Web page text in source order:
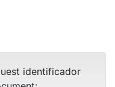
identificador